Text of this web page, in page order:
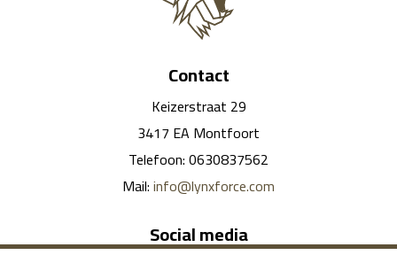
Contact
Keizerstraat 29
3417 EA Montfoort
Telefoon: 0630837562
Mail:info@lynxforce.com
Social media